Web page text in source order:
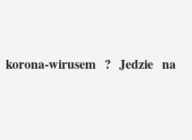
wirusem ? Jedzie na